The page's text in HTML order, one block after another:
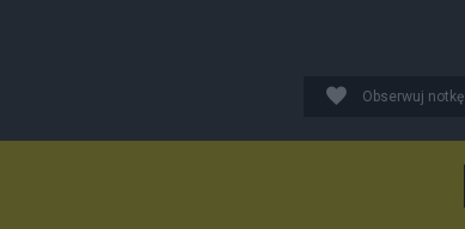
Obserwuj notkę